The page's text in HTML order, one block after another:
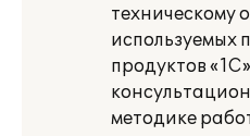
техническому
используемых
продуктов
методике